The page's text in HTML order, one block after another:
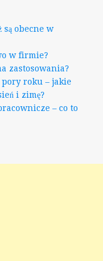
są obecne w
w firmie?
zastosowania?
roku – jakie
i zimę?
– co to